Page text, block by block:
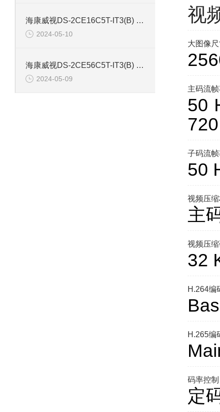
海康威视DS-2CE16C5T-IT3(B) 130万红外防水同轴摄像机
2024-05-10
海康威视DS-2CE56C5T-IT3(B) 130万像素红外半球摄像机
2024-05-09
视
大图像
主码流
50
子码流
50
视频压
主
视频压
32
H.264编
H.265编
码率控
定